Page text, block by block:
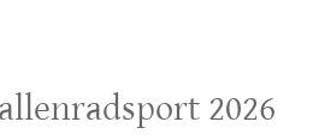
2026